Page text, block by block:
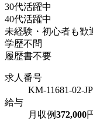
30代活躍中
40代活躍中
未経験・初心者も歓
学歴不問
履歴書不要
求人番号
KM-11681-02-
給与
月収例372,000